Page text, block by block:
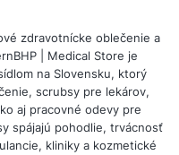
kucharza czymś
i wyjątkowym – ta
na wybór
zdravotnícke oblečenie a
| Medical Store je
na Slovensku, ktorý
scrubsy pre lekárov,
aj pracovné odevy pre
spájajú pohodlie, trvácnosť
kliniky a kozmetické